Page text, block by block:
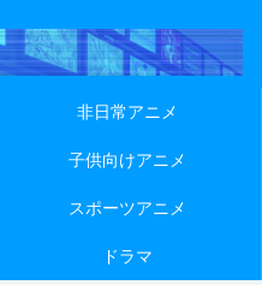
非日常アニメ
子供向けアニメ
スポーツアニメ
ドラマ